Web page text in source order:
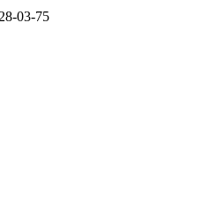
03-75